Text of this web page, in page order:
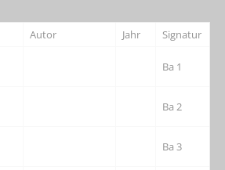
Autor Jahr
Signatur
Ba 1
Ba 2
Ba 3